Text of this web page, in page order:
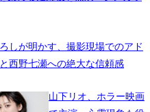
しが明かす、撮影現場でのアド
西野七瀬への絶大な信頼感
山下リオ、ホラー映画